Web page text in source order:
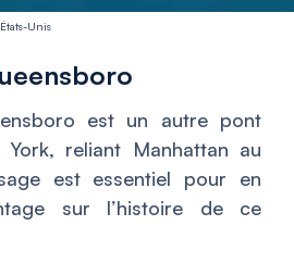
Unis
est un autre pont
reliant Manhattan au
est essentiel pour en
sur l’histoire de ce